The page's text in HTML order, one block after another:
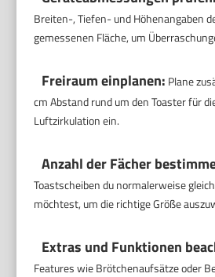
Breiten-, Tiefen- und Höhenangaben
gemessenen Fläche, um
Freiraum einplanen: Plane
cm Abstand rund um den Toaster für
Luftzirkulation ein.
Anzahl der Fächer
Toastscheiben du normalerweise
möchtest, um die richtige Größe
Extras und Funktionen
Features wie Brötchenaufsätze oder